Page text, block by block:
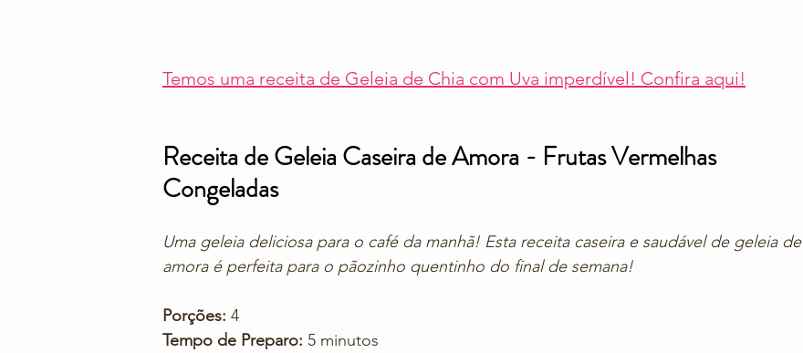
Temos uma receita de Geleia de Chia com Uva imperdível! Confira aqui!
Receita de Geleia Caseira de Amora - Frutas Vermelhas
Congeladas
Uma geleia deliciosa para o café da manhã! Esta receita caseira e saudável de geleia de
amora é perfeita para o pãozinho quentinho do final de semana!
Porções: 4
Tempo de Preparo: 5 minutos